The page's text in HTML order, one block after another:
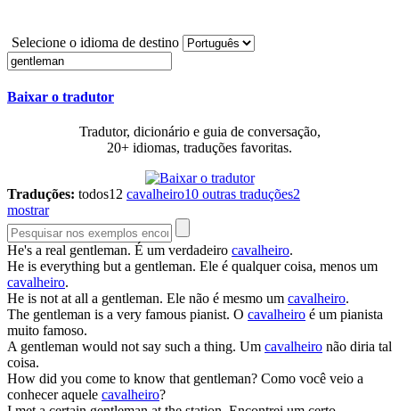
Selecione o idioma de destino
Baixar o tradutor
Tradutor, dicionário e guia de conversação,
20+ idiomas, traduções favoritas.
Traduções: todos12 cavalheiro10 outras traduções2
mostrar
He's a real gentleman. É um verdadeiro cavalheiro.
He is everything but a gentleman. Ele é qualquer coisa, menos um
cavalheiro.
He is not at all a gentleman. Ele não é mesmo um cavalheiro.
The gentleman is a very famous pianist. O cavalheiro é um pianista
muito famoso.
A gentleman would not say such a thing. Um cavalheiro não diria tal
coisa.
How did you come to know that gentleman? Como você veio a
conhecer aquele cavalheiro?